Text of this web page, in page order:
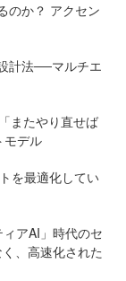
のか？ アクセン
計法──マルチエ
またやり直せば
モデル
を最適化してい
アAI」時代のセ
、高速化された